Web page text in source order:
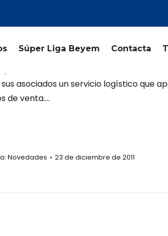
Súper Liga Beyem Contacta
asociados un servicio logístico que
de venta….
Novedades 23 de diciembre de 2011